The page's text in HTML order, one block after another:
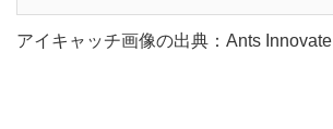
アイキャッチ画像の出典：Ants Innovate